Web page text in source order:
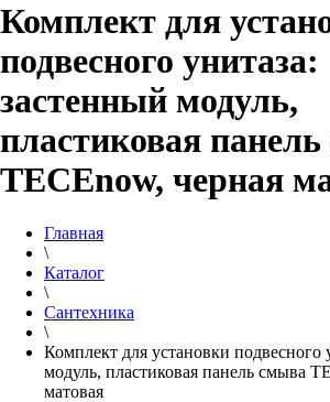
Комплект для
подвесного унитаза:
застенный модуль,
пластиковая
TECEnow, черная
Главная
\
Каталог
\
Сантехника
\
Комплект для установки подвесного
модуль, пластиковая панель смыва
матовая